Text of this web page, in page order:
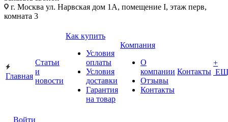
г. Москва ул. Нарвская дом 1А, помещение I, этаж перв,
комната 3
Главная
Статьи
и
новости
Как купить
Условия
оплаты
Условия
доставки
Гарантия
на товар
Компания
О
компании
Отзывы
Контакты
Контакты
+
Войти